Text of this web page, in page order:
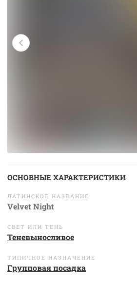
ОСНОВНЫЕ ХАРАКТЕРИСТИКИ
ЛАТИНСКОЕ НАЗВАНИЕ
Velvet Night
СВЕТ ИЛИ ТЕНЬ
Теневыносливое
ТИПИЧНОЕ НАЗНАЧЕНИЕ
Групповая посадка